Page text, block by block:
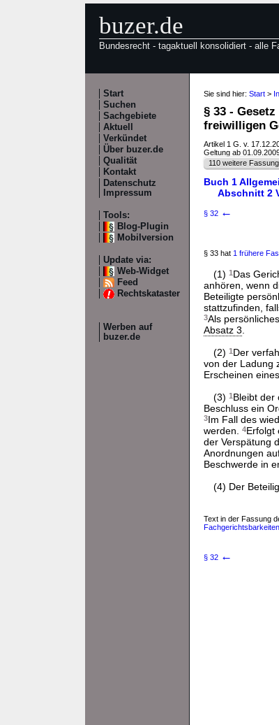
buzer.de
Bundesrecht - tagaktuell konsolidiert - alle
Start
Suchen
Sachgebiete
Aktuell
Verkündet
Über buzer.de
Qualität
Kontakt
Datenschutz
Impressum
Tools:
Blog-Plugin
Mobilversion
Update via:
Web-Widget
Feed
Rechtskataster
Werben auf
buzer.de
Sie sind hier: Start >
§ 33 -
freiwilligen
Artikel 1 G. v.
Geltung ab
110 weitere
Buch 1
Abschnitt 2
§ 32 ←
§ 33 hat 1 frühere
(1) 1Das
anhören, wenn
Beteiligte
stattzufinden,
3Als
Absatz 3
(2) 1Der
von der Ladung
Erscheinen
(3) 1Bleibt der
Beschluss ein
3Im Fall des
werden.
4Erfolgt
der Verspätung
Anordnungen
Beschwerde in
(4) Der
Text in der Fassung
§ 32 ←